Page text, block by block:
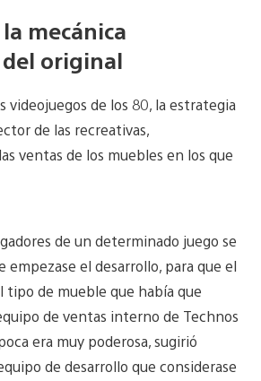
mecánica
original
videojuegos de los 80, la estrategia
de las recreativas,
ventas de los muebles en los que
de un determinado juego se
empezase el desarrollo, para que el
tipo de mueble que había que
de ventas interno de Technos
era muy poderosa, sugirió
de desarrollo que considerase